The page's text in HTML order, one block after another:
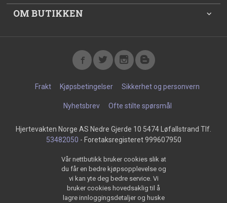
OM BUTIKKEN
Frakt Kjøpsbetingelser Sikkerhet og personvern
Nyhetsbrev Ofte stilte spørsmål
Hjertevakten Norge AS Nedre Gjerde 10 5474 Løfallstrand Tlf.
53482050 - Foretaksregisteret 999607950
Vår nettbutikk bruker cookies slik at
du får en bedre kjøpsopplevelse og
vi kan yte deg bedre service. Vi
bruker cookies hovedsaklig til å
lagre innloggingsdetaljer og huske